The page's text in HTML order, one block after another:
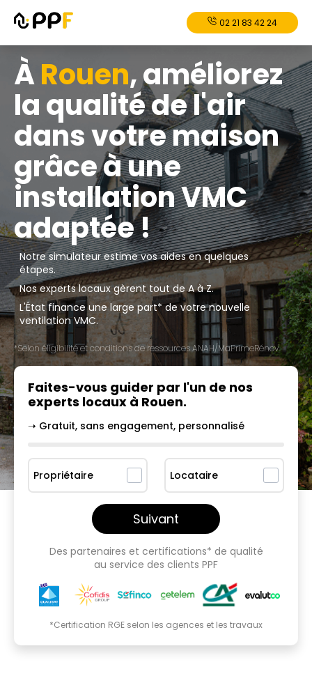
02 21 83 42 24
ÀRouen, améliorez
la qualité de l'air
dans votre maison
grâce à une
installation VMC
adaptée !
Notre simulateur estime vos aides en quelques
étapes.
Nos experts locaux gèrent tout de A à Z.
L'État finance une large part* de votre nouvelle
ventilation VMC.
*Selon éligibilité et conditions de ressources ANAH/MaPrimeRénov'.
Faites-vous guider par l'un de nos
experts locaux à Rouen.
➝ Gratuit, sans engagement, personnalisé
Propriétaire Locataire
Suivant
Des partenaires et certifications* de qualité
au service des clients PPF
*Certification RGE selon les agences et les travaux